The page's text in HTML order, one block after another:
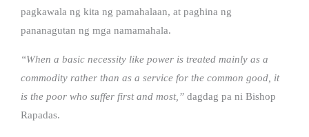
pagkawala ng kita ng pamahalaan, at paghina ng
pananagutan ng mga namamahala.
“When a basic necessity like power is treated mainly as a
commodity rather than as a service for the common good, it
is the poor who suffer first and most,” dagdag pa ni Bishop
Rapadas.